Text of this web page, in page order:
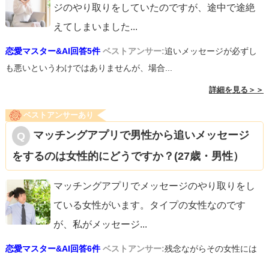
ジのやり取りをしていたのですが、途中で途絶
えてしまいました...
恋愛マスター&AI回答5件 ベストアンサー:追いメッセージが必ずし
も悪いというわけではありませんが、場合...
詳細を見る＞＞
ベストアンサーあり
マッチングアプリで男性から追いメッセージ
をするのは女性的にどうですか？(27歳・男性）
マッチングアプリでメッセージのやり取りをし
ている女性がいます。タイプの女性なのです
が、私がメッセージ...
恋愛マスター&AI回答6件 ベストアンサー:残念ながらその女性には